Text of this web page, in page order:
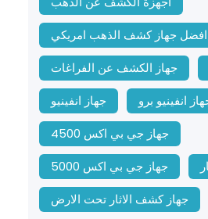
افضل جهاز كشف الذهب امريكي
جهاز الكشف عن الفراغات
جهاز انفينيو
انفينيو برو
جهاز جي بي اكس 4500
جهاز جي بي اكس 5000
جهاز كشف الاثار تحت الارض